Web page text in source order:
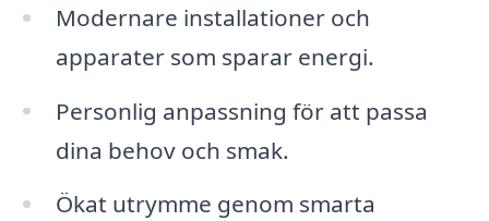
Modernare installationer och
apparater som sparar energi.
Personlig anpassning för att passa
dina behov och smak.
Ökat utrymme genom smarta